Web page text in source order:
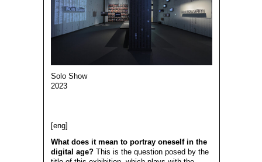
Solo Show
2023
[eng]
What does it mean to portray oneself in the
digital age? This is the question posed by the